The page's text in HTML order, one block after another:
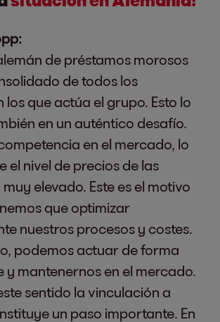
de préstamos morosos
de todos los
los que actúa el grupo. Esto lo
en un auténtico desafío.
en el mercado, lo
el nivel de precios de las
elevado. Este es el motivo
que optimizar
nuestros procesos y costes.
podemos actuar de forma
y mantenernos en el mercado.
sentido la vinculación a
un paso importante. En